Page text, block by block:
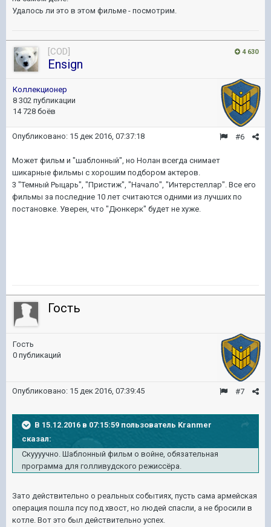
Удалось ли это в этом фильме - посмотрим.
4 630
[COD]
Ensign
Коллекционер
8 302 публикации
14 728 боёв
#6
Опубликовано: 15 дек 2016, 07:37:18
Может фильм и "шаблонный", но Нолан всегда снимает
шикарные фильмы с хорошим подбором актеров.
3 "Темный Рыцарь", "Пристиж", "Начало", "Интерстеллар". Все его
фильмы за последние 10 лет считаются одними из лучших по
постановке. Уверен, что "Дюнкерк" будет не хуже.
Гость
Гость
0 публикаций
#7
Опубликовано: 15 дек 2016, 07:39:45
В 15.12.2016 в 07:15:59 пользователь Kranmer
сказал:
Скуууучно. Шаблонный фильм о войне, обязательная
программа для голливудского режиссёра.
Зато действительно о реальных событиях, пусть сама армейская
операция пошла псу под хвост, но людей спасли, а не бросили в
котле. Вот это был действительно успех.